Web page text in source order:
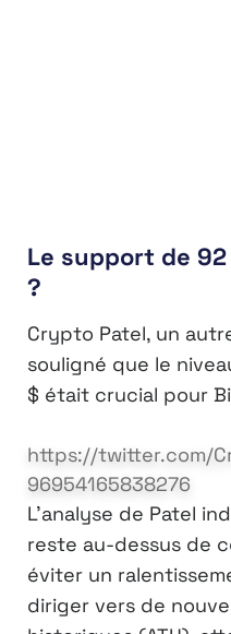
Le support de
?
Crypto Patel, un
souligné que le
$ était crucial pour
https://twitter.com/
96954165838276
L’analyse de Patel
reste au-dessus de
éviter un
diriger vers de